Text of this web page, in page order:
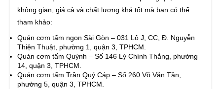
không gian, giá cả và chất lượng khá tốt mà bạn có thể
tham khảo:
Quán cơm tấm ngon Sài Gòn – 031 Lô J, CC, Đ. Nguyễn
Thiện Thuật, phường 1, quận 3, TPHCM.
Quán cơm tấm Quỳnh – Số 146 Lý Chính Thắng, phường
14, quận 3, TPHCM.
Quán cơm tấm Trần Quý Cáp – Số 260 Võ Văn Tần,
phường 5, quận 3, TPHCM.